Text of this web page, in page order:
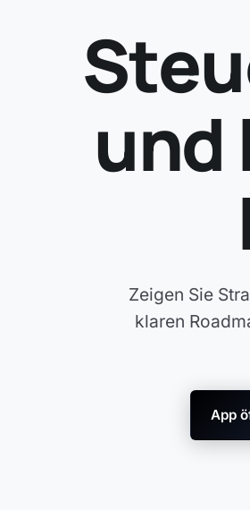
und
Zeigen Sie
klaren
App